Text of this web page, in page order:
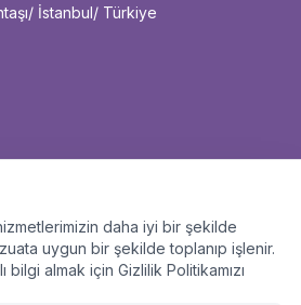
İstanbul/ Türkiye
daha iyi bir şekilde
uygun bir şekilde toplanıp işlenir.
bilgi almak için Gizlilik Politikamızı